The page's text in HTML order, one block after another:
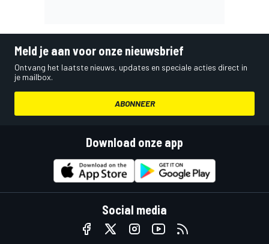
Meld je aan voor onze nieuwsbrief
Ontvang het laatste nieuws, updates en speciale acties direct in
je mailbox.
ABONNEER
Download onze app
Social media